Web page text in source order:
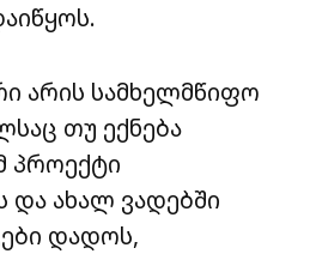
არის სამხელმწიფო
თუ ექნება
პროექტი
ახალ ვადებში
დადოს,